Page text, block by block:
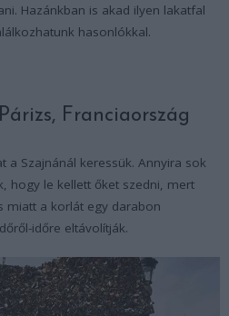
Hazánkban is akad ilyen lakatfal
hasonlókkal.
Franciaország
a Szajnánál keressük. Annyira sok
hogy le kellett őket szedni, mert
miatt a korlát egy darabon
időre eltávolítják.